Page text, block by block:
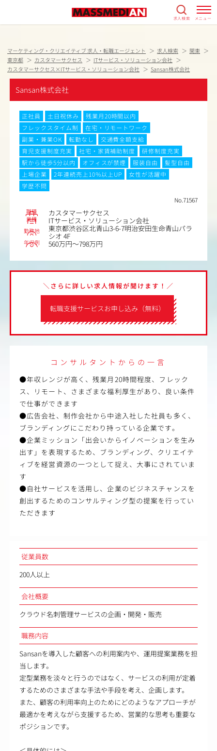
求人検索 メニュー
マーケティング・クリエイティブ 求人・転職エージェント 求人検索
関東
東京都
カスタマーサクセス
ITサービス・ソリューション会社
カスタマーサクセス×ITサービス・ソリューション会社
Sansan株式会社
Sansan株式会社
正社員 土日祝休み
残業月20時間以内
フレックスタイム制
在宅・リモートワーク
副業・兼業OK
転勤なし
交通費全額支給
育児支援制度充実
社宅・家賃補助制度
研修制度充実
駅から徒歩5分以内
オフィスが禁煙 服装自由
髪型自由
上場企業
2年連続売上10％以上UP
女性が活躍中
学歴不問
No.71567
職種 カスタマーサクセス
業種 ITサービス・ソリューション会社
勤務地
東京都渋谷区北青山3-6-7明治安田生命青山パラ
シオ 4F
年収例 560万円～798万円
転職支援サービスお申し込み（無料）
＼さらに詳しい求人情報が聞けます！／
コンサルタントからの一言
●年収レンジが高く、残業月20時間程度、フレック
ス、リモート、さまざまな福利厚生があり、良い条件
で仕事ができます
●広告会社、制作会社から中途入社した社員も多く、
ブランディングにこだわり持っている企業です。
●企業ミッション「出会いからイノベーションを生み
出す」を表現するため、ブランディング、クリエイテ
ィブを経営資源の一つとして捉え、大事にされていま
す
●自社サービスを活用し、企業のビジネスチャンスを
創出するためのコンサルティング型の提案を行ってい
ただきます
従業員数
200人以上
会社概要
クラウド名刺管理サービスの企画・開発・販売
職務内容
Sansanを導入した顧客への利用案内や、運用提案業務を担
当します。
定型業務を淡々と行うのではなく、サービスの利用が定着
するためのさまざまな手法や手段を考え、企画します。
また、顧客の利用率向上のためにどのようなアプローチが
最適かを考えながら支援するため、営業的な思考も重要な
ポジションです。